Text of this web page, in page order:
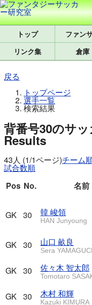
トップ
リンク集
倉庫
戻る
トップページ
選手一覧
検索結果
背番号30のサ
Results
43人 (1/1ページ)チーム
試合数順
Pos No. 名前
GK 30 韓 峻領
HAN Junyoung
GK 30 山口 畝良
Sera
GK 30 佐々木 智太郎
Tomotaro
GK 30 木村 和輝
Kazuki KIMURA